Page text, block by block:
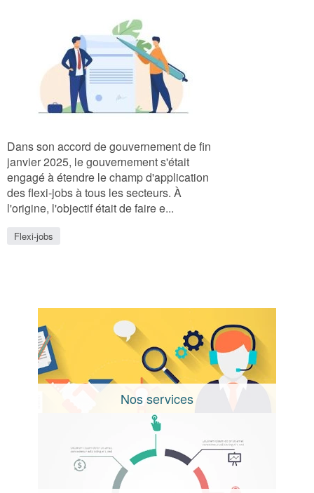
Dans son accord de gouvernement de fin
janvier 2025, le gouvernement s'était
engagé à étendre le champ d'application
des flexi-jobs à tous les secteurs. À
l'origine, l'objectif était de faire e...
Flexi-jobs
Nos services